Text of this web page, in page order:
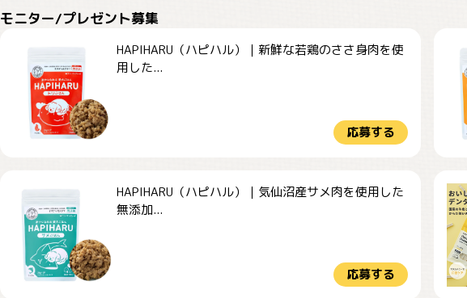
モニター/プレゼント募集
HAPIHARU（ハピハル）｜新鮮な若鶏のささ身肉を使
用した...
応募する
HAPIHARU（ハピハル）｜気仙沼産サメ肉を使用した
無添加...
応募する